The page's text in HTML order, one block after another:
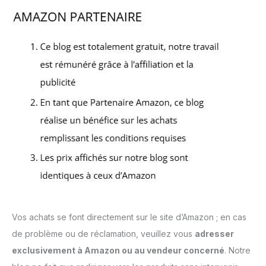
Vos achats se font directement sur le site d’Amazon ; en cas
de problème ou de réclamation, veuillez vous adresser
exclusivement à Amazon ou au vendeur concerné. Notre